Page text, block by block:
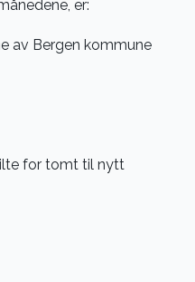
er:
av Bergen kommune
for tomt til nytt